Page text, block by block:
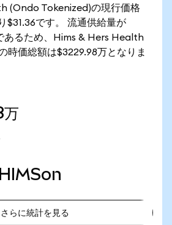
(Ondo Tokenized)の現行価格
$31.36です。 流通供給量が
あるため、Hims & Hers Health
時価総額は$3229.98万となりま
HIMSon
さらに統計を見る